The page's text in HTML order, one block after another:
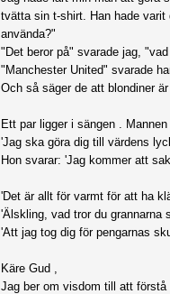
tvätta sin t-shirt. Han hade
använda?"
"Det beror på" svarade jag,
"Manchester United" svarade
Och så säger de att blondiner
Ett par ligger i sängen . Mannen
'Jag ska göra dig till värdens
Hon svarar: 'Jag kommer att
'Det är allt för varmt för att ha
'Älskling, vad tror du grannarna
'Att jag tog dig för pengarnas
Käre Gud ,
Jag ber om visdom till att